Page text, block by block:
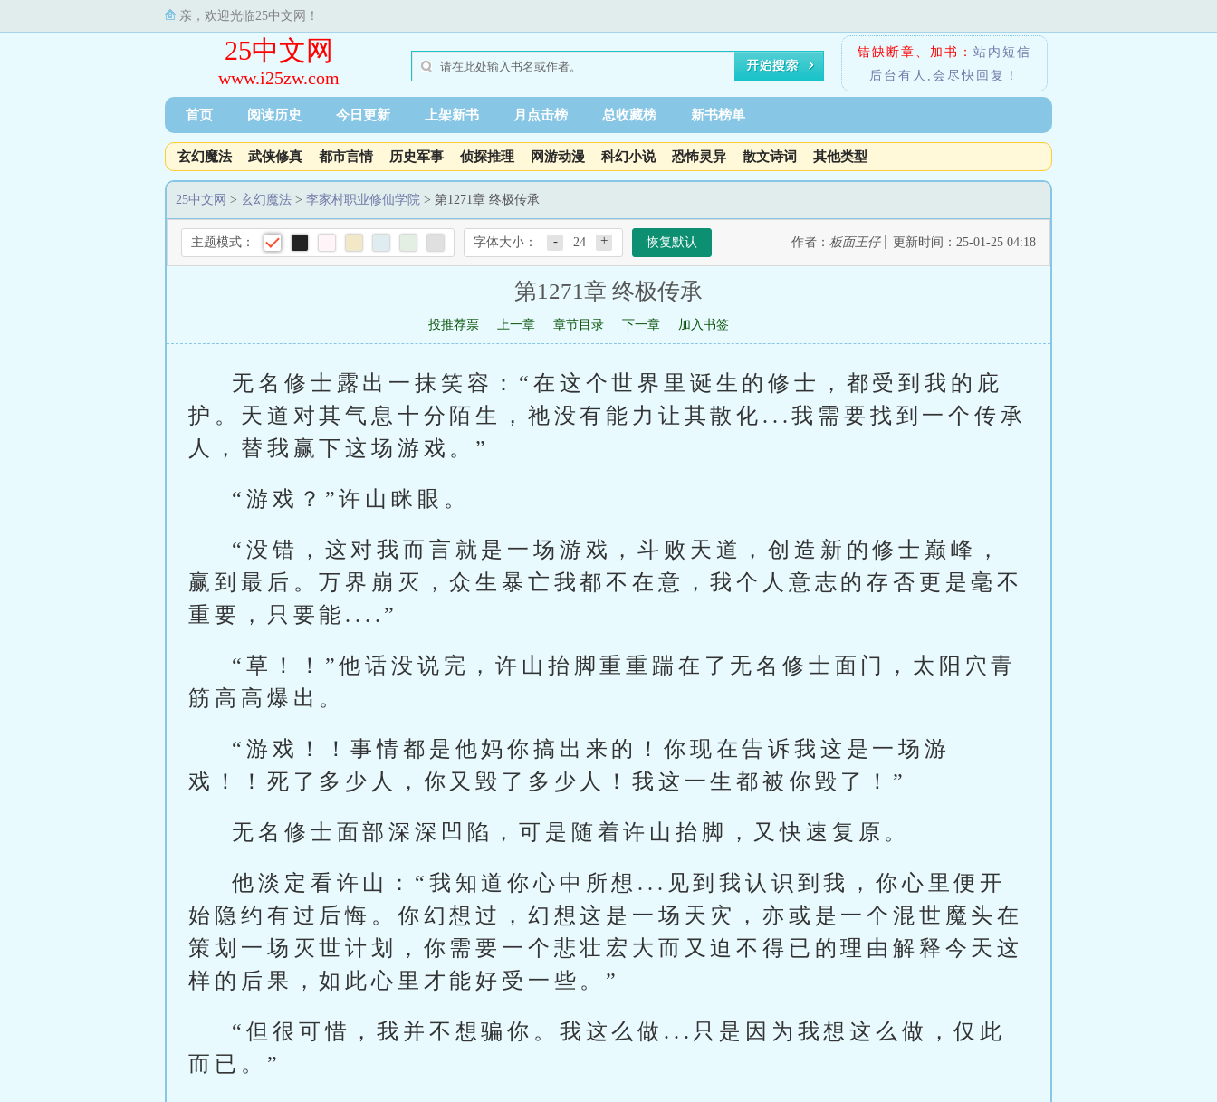
亲，欢迎光临25中文网！
25中文网
www.i25zw.com
错缺断章、加书： 站内短信
后台有人,会尽快回复！
首页 阅读历史 今日更新 上架新书 月点击榜 总收藏榜 新书榜单
玄幻魔法 武侠修真 都市言情 历史军事 侦探推理 网游动漫 科幻小说 恐怖灵异 散文诗词 其他类型
25中文网 > 玄幻魔法 > 李家村职业修仙学院 > 第1271章 终极传承
主题模式： 字体大小： - 24 + 恢复默认 作者： 板面王仔 更新时间：25-01-25 04:18
第1271章 终极传承
投推荐票 上一章 章节目录 下一章 加入书签
无名修士露出一抹笑容：“在这个世界里诞生的修士，都受到我的庇
护。天道对其气息十分陌生，祂没有能力让其散化...我需要找到一个传承
人，替我赢下这场游戏。”
“游戏？”许山眯眼。
“没错，这对我而言就是一场游戏，斗败天道，创造新的修士巅峰，
赢到最后。万界崩灭，众生暴亡我都不在意，我个人意志的存否更是毫不
重要，只要能....”
“草！！”他话没说完，许山抬脚重重踹在了无名修士面门，太阳穴青
筋高高爆出。
“游戏！！事情都是他妈你搞出来的！你现在告诉我这是一场游
戏！！死了多少人，你又毁了多少人！我这一生都被你毁了！”
无名修士面部深深凹陷，可是随着许山抬脚，又快速复原。
他淡定看许山：“我知道你心中所想...见到我认识到我，你心里便开
始隐约有过后悔。你幻想过，幻想这是一场天灾，亦或是一个混世魔头在
策划一场灭世计划，你需要一个悲壮宏大而又迫不得已的理由解释今天这
样的后果，如此心里才能好受一些。”
“但很可惜，我并不想骗你。我这么做...只是因为我想这么做，仅此
而已。”